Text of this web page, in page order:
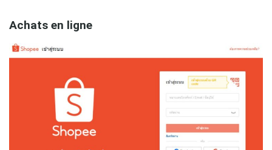
Achats en ligne